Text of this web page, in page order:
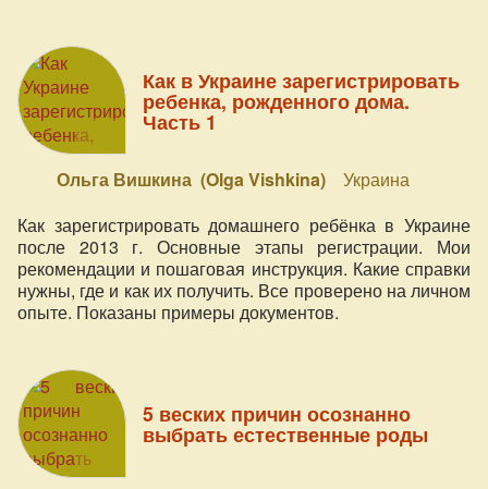
Как в Украине зарегистрировать
ребенка, рожденного дома.
Часть 1
Ольга Вишкина (Olga Vishkina)
Украина
Как зарегистрировать домашнего ребёнка в Украине
после 2013 г. Основные этапы регистрации. Мои
рекомендации и пошаговая инструкция. Какие справки
нужны, где и как их получить. Все проверено на личном
опыте. Показаны примеры документов.
5 веских причин осознанно
выбрать естественные роды